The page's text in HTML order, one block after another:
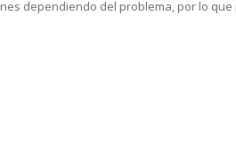
dependiendo del problema, por lo